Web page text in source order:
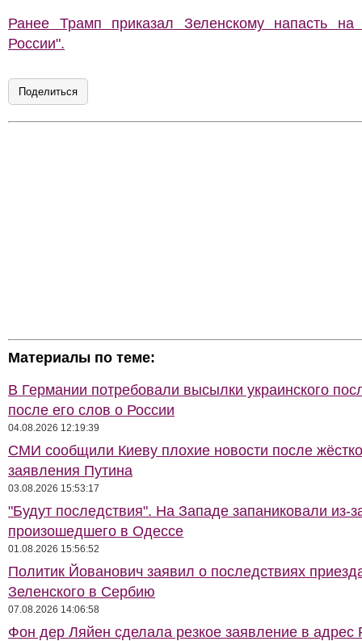
Ранее Трамп приказал Зеленскому напасть на
России".
Поделиться
Материалы по теме:
В Германии потребовали высылки украинского
после его слов о России
04.08.2026 12:19:39
СМИ сообщили Киеву плохие новости после
заявления Путина
03.08.2026 15:53:17
"Будут последствия". На Западе запаниковали из-
произошедшего в Одессе
01.08.2026 15:56:52
Политик Йованович заявил о последствиях
Зеленского в Сербию
07.08.2026 14:06:58
Фон дер Ляйен сделала резкое заявление в адрес